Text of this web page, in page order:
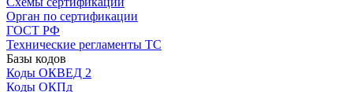
Орган по сертификации
ГОСТ РФ
Технические регламенты ТС
Базы кодов
Коды ОКВЕД 2
Коды ОКПд